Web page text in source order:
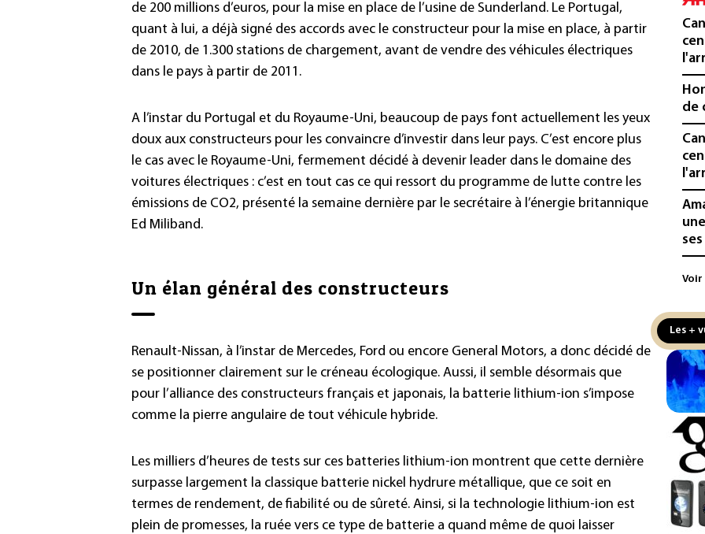
de 200 millions d’euros, pour la mise en place de l’usine de Sunderland. Le Portugal,
quant à lui, a déjà signé des accords avec le constructeur pour la mise en place, à partir
de 2010, de 1.300 stations de chargement, avant de vendre des véhicules électriques
dans le pays à partir de 2011.
A l’instar du Portugal et du Royaume-Uni, beaucoup de pays font actuellement les yeux
doux aux constructeurs pour les convaincre d’investir dans leur pays. C’est encore plus
le cas avec le Royaume-Uni, fermement décidé à devenir leader dans le domaine des
voitures électriques : c’est en tout cas ce qui ressort du programme de lutte contre les
émissions de CO2, présenté la semaine dernière par le secrétaire à l’énergie britannique
Ed Miliband.
Un élan général des constructeurs
Renault-Nissan, à l’instar de Mercedes, Ford ou encore General Motors, a donc décidé de
se positionner clairement sur le créneau écologique. Aussi, il semble désormais que
pour l’alliance des constructeurs français et japonais, la batterie lithium-ion s’impose
comme la pierre angulaire de tout véhicule hybride.
Les milliers d’heures de tests sur ces batteries lithium-ion montrent que cette dernière
surpasse largement la classique batterie nickel hydrure métallique, que ce soit en
termes de rendement, de fiabilité ou de sûreté. Ainsi, si la technologie lithium-ion est
plein de promesses, la ruée vers ce type de batterie a quand même de quoi laisser
de
de
de
de
La
aux
la
au
Voir
Les +